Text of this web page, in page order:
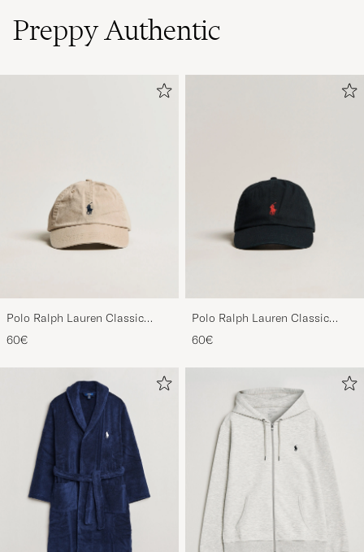
Preppy Authentic
Polo Ralph Lauren Classic
Sports Cap Beige
60€
Polo Ralph Lauren Classic
Sports Cap Black
60€